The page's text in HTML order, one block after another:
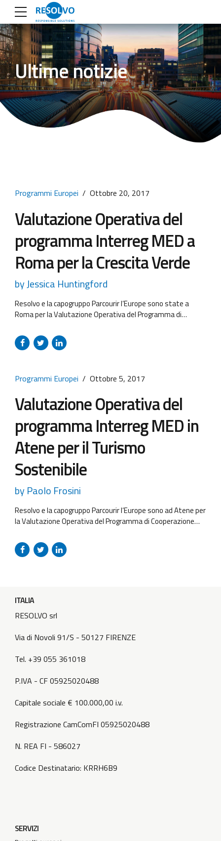
Ultime notizie
Programmi Europei Ottobre 20, 2017
Valutazione Operativa del
programma Interreg MED a
Roma per la Crescita Verde
by Jessica Huntingford
Resolvo e la capogruppo Parcourir l’Europe sono state a
Roma per la Valutazione Operativa del Programma di
L’incontro della comunità tematica sulla Crescita Verde,
organizzato insieme all’iniziativa Forum CompraVerde, ha
interviste per ottenere...
Programmi Europei Ottobre 5, 2017
Valutazione Operativa del
programma Interreg MED in
Atene per il Turismo
Sostenibile
by Paolo Frosini
Resolvo e la capogruppo Parcourir l’Europe sono ad Atene per
la Valutazione Operativa del Programma di Cooperazione
incontro della comunità tematica sul turismo sostenibile,
che vede riuniti circa 80 rappresentanti di 14 progetti
ITALIA
RESOLVO srl
Via di Novoli 91/S - 50127 FIRENZE
Tel. +39 055 361018
P.IVA - CF 05925020488
Capitale sociale € 100.000,00 i.v.
Registrazione CamComFI 05925020488
N. REA FI - 586027
Codice Destinatario: KRRH6B9
SERVIZI